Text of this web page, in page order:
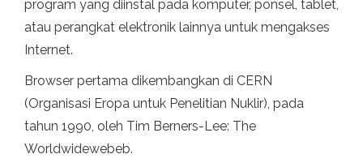
program yang diinstal pada komputer, ponsel, tablet,
atau perangkat elektronik lainnya untuk mengakses
Internet.
Browser pertama dikembangkan di CERN
(Organisasi Eropa untuk Penelitian Nuklir), pada
tahun 1990, oleh Tim Berners-Lee: The
Worldwidewebeb.